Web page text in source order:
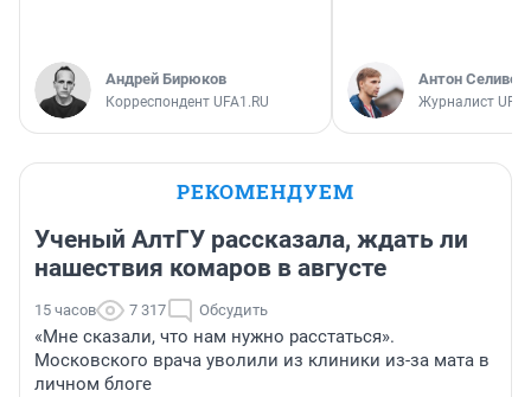
Андрей Бирюков
Корреспондент UFA1.RU
Антон
Журналист
РЕКОМЕНДУЕМ
Ученый АлтГУ рассказала, ждать ли
нашествия комаров в августе
15 часов 7 317 Обсудить
«Мне сказали, что нам нужно расстаться».
Московского врача уволили из клиники из-за мата в
личном блоге